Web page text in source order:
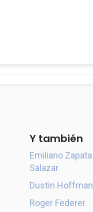
Y también
Emiliano Zapata
Salazar
Dustin Hoffman
Roger Federer